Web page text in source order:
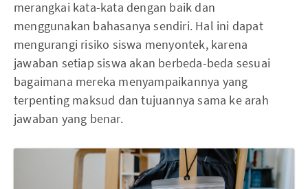
merangkai kata-kata dengan baik dan
menggunakan bahasanya sendiri. Hal ini dapat
mengurangi risiko siswa menyontek, karena
jawaban setiap siswa akan berbeda-beda sesuai
bagaimana mereka menyampaikannya yang
terpenting maksud dan tujuannya sama ke arah
jawaban yang benar.